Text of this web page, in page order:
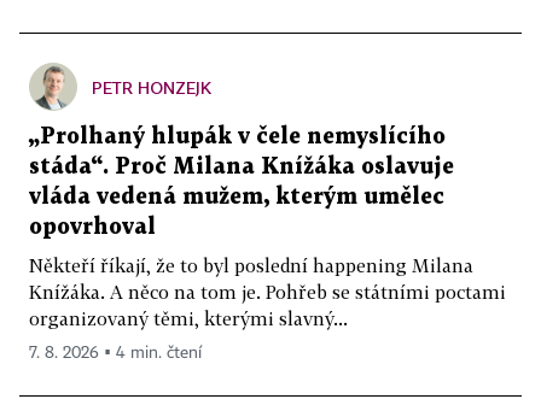
PETR HONZEJK
„Prolhaný hlupák v čele nemyslícího
stáda“. Proč Milana Knížáka oslavuje
vláda vedená mužem, kterým umělec
opovrhoval
Někteří říkají, že to byl poslední happening Milana
Knížáka. A něco na tom je. Pohřeb se státními poctami
organizovaný těmi, kterými slavný...
7. 8. 2026 ▪ 4 min. čtení